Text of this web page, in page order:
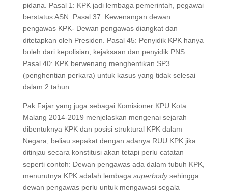
pidana. Pasal 1: KPK jadi lembaga pemerintah, pegawai
berstatus ASN. Pasal 37: Kewenangan dewan
pengawas KPK- Dewan pengawas diangkat dan
ditetapkan oleh Presiden. Pasal 45: Penyidik KPK hanya
boleh dari kepolisian, kejaksaan dan penyidik PNS.
Pasal 40: KPK berwenang menghentikan SP3
(penghentian perkara) untuk kasus yang tidak selesai
dalam 2 tahun.
Pak Fajar yang juga sebagai Komisioner KPU Kota
Malang 2014-2019 menjelaskan mengenai sejarah
dibentuknya KPK dan posisi struktural KPK dalam
Negara, beliau sepakat dengan adanya RUU KPK jika
ditinjau secara konstitusi akan tetapi perlu catatan
seperti contoh: Dewan pengawas ada dalam tubuh KPK,
menurutnya KPK adalah lembaga superbodysehingga
dewan pengawas perlu untuk mengawasi segala